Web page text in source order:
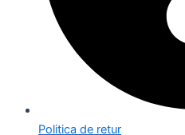
Politica de retur